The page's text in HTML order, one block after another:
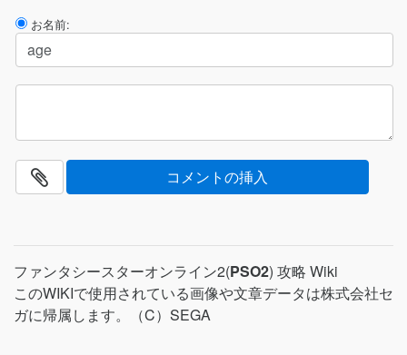
お名前:
ファンタシースターオンライン2(PSO2) 攻略 Wiki
このWIKIで使用されている画像や文章データは株式会社セ
ガに帰属します。（C）SEGA